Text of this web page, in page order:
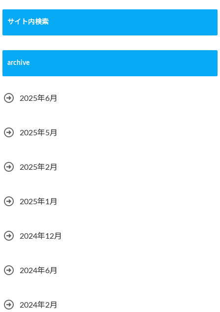
サイト内検索
archive
2025年6月
2025年5月
2025年2月
2025年1月
2024年12月
2024年6月
2024年2月